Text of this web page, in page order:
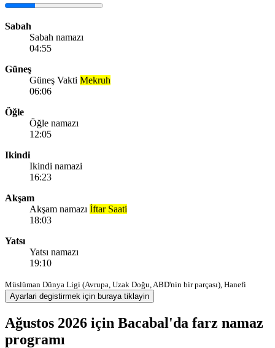
Sabah
Sabah namazı
04:55
Güneş
Güneş Vakti Mekruh
06:06
Öğle
Öğle namazı
12:05
Ikindi
Ikindi namazi
16:23
Akşam
Akşam namazı İftar Saati
18:03
Yatsı
Yatsı namazı
19:10
Müslüman Dünya Ligi (Avrupa, Uzak Doğu, ABD'nin bir parçası), Hanefi
Ayarlari degistirmek için buraya tiklayin
Ağustos 2026 için Bacabal'da farz namaz
programı